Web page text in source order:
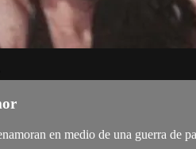
en medio de una guerra de